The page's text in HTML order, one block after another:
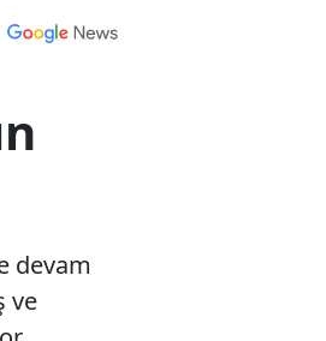
devam
ve